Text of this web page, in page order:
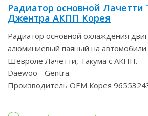
Радиатор основной Лачетти
Джентра АКПП Корея
Радиатор основной охлаждения
алюминиевый паяный на автомобили
Шевроле Лачетти, Такума с АКПП.
Daewoo - Gentra.
Производитель OEM Корея